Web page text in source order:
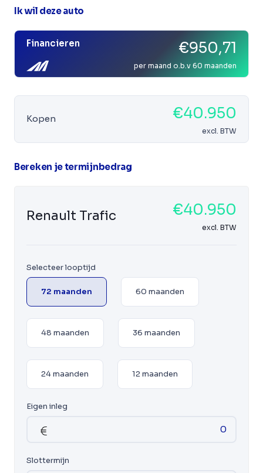
Ik wil deze auto
Financieren €950,71
per maand o.b.v 60 maanden
Kopen €40.950
excl. BTW
Bereken je termijnbedrag
Renault Trafic €40.950
excl. BTW
Selecteer looptijd
72 maanden 60 maanden
48 maanden 36 maanden
24 maanden 12 maanden
Eigen inleg
Slottermijn